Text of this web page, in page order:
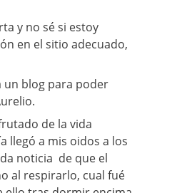
y no sé si estoy
en el sitio adecuado,
un blog para poder
de la vida
llegó a mis oidos a los
noticia de que el
al respirarlo, cual fué